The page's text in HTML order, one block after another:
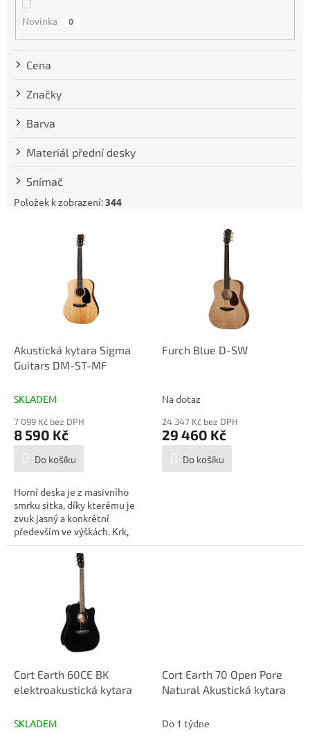
Novinka 0
Cena
Značky
Barva
Materiál přední desky
Snímač
Položek k zobrazení:344
Akustická kytara Sigma
Guitars DM-ST-MF
SKLADEM
7 099 Kč bez DPH
8 590 Kč
Do košíku
Horní deska je z masivního
smrku sitka, díky kterému je
zvuk jasný a konkrétní
především ve výškách. Krk,
luby a záda...
Furch Blue D-SW
Na dotaz
24 347 Kč bez DPH
29 460 Kč
Do košíku
Cort Earth 60CE BK
elektroakustická kytara
SKLADEM
Cort Earth 70 Open Pore
Natural Akustická kytara
Do 1 týdne